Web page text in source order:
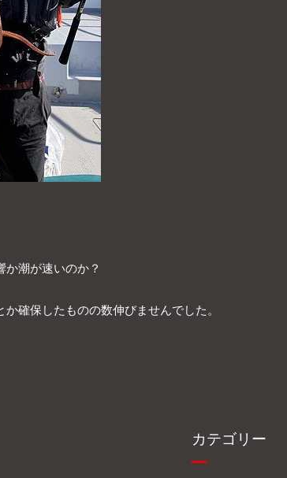
潮が速いのか？
確保したものの数伸びませんでした。
カテゴリー